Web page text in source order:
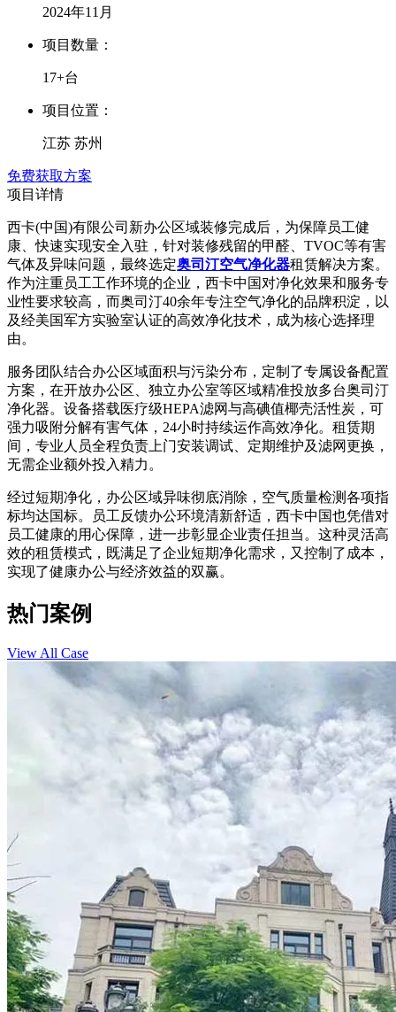
2024年11月
项目数量：
17+台
项目位置：
江苏 苏州
免费获取方案
项目详情
西卡(中国)有限公司新办公区域装修完成后，为保障员工健
康、快速实现安全入驻，针对装修残留的甲醛、TVOC等有害
气体及异味问题，最终选定奥司汀空气净化器租赁解决方案。
作为注重员工工作环境的企业，西卡中国对净化效果和服务专
业性要求较高，而奥司汀40余年专注空气净化的品牌积淀，以
及经美国军方实验室认证的高效净化技术，成为核心选择理
由。
服务团队结合办公区域面积与污染分布，定制了专属设备配置
方案，在开放办公区、独立办公室等区域精准投放多台奥司汀
净化器。设备搭载医疗级HEPA滤网与高碘值椰壳活性炭，可
强力吸附分解有害气体，24小时持续运作高效净化。租赁期
间，专业人员全程负责上门安装调试、定期维护及滤网更换，
无需企业额外投入精力。
经过短期净化，办公区域异味彻底消除，空气质量检测各项指
标均达国标。员工反馈办公环境清新舒适，西卡中国也凭借对
员工健康的用心保障，进一步彰显企业责任担当。这种灵活高
效的租赁模式，既满足了企业短期净化需求，又控制了成本，
实现了健康办公与经济效益的双赢。
热门案例
View All Case